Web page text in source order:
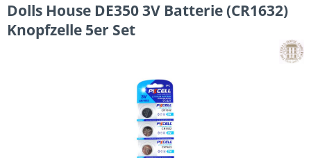
Dolls House DE350 3V Batterie (CR1632)
Knopfzelle 5er Set